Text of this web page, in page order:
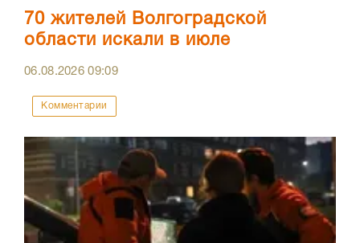
70 жителей Волгоградской
области искали в июле
06.08.202609:09
Комментарии